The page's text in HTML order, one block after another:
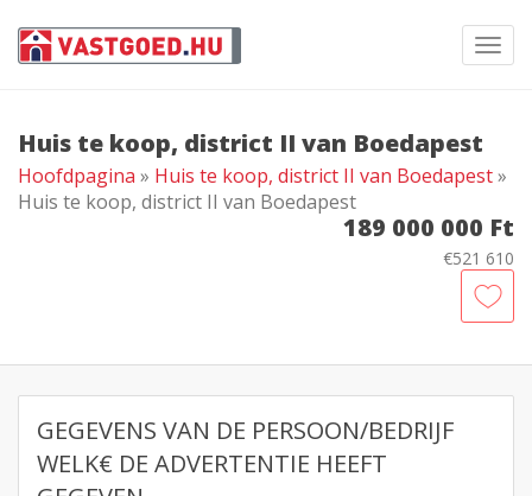
Huis te koop, district II van Boedapest
Hoofdpagina » Huis te koop, district II van Boedapest»
Huis te koop, district II van Boedapest
189 000 000 Ft
€521 610
GEGEVENS VAN DE PERSOON/BEDRIJF
WELK€ DE ADVERTENTIE HEEFT